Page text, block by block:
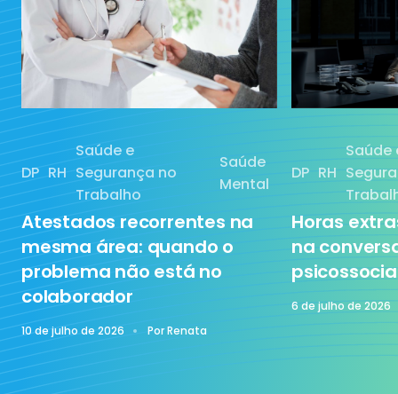
Saúde Mental
Sem categoria
Tecnologia
Treinamento
DP RH
Saúde e
Segurança no
Trabalho
Saúde
Mental
Atestados recorrentes na
mesma área: quando o
problema não está no
colaborador
10 de julho de 2026 PorRenata
DP RH
Saúde
Horas
na
6 de julho de 2026